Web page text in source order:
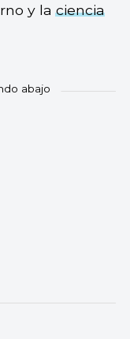
y laciencia